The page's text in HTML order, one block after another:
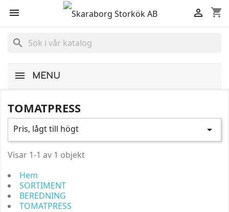
 shopping_cart

search
MENU
TOMATPRESS
Pris, lågt till högt 
Visar 1-1 av 1 objekt
Hem
SORTIMENT
BEREDNING
TOMATPRESS